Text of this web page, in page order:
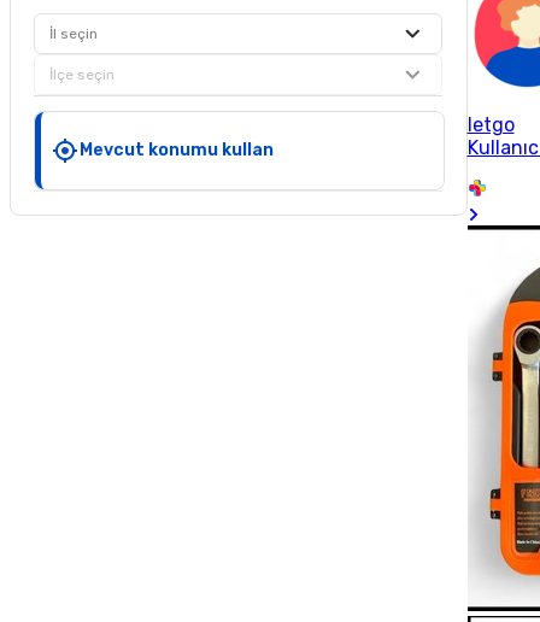
İl seçin
İlçe seçin
Mevcut konumu kullan
letgo